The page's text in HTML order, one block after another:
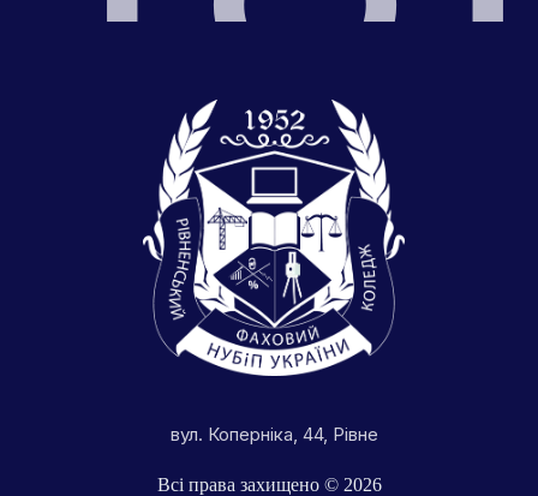
вул. Коперніка, 44, Рівне
Всі права захищено © 2026